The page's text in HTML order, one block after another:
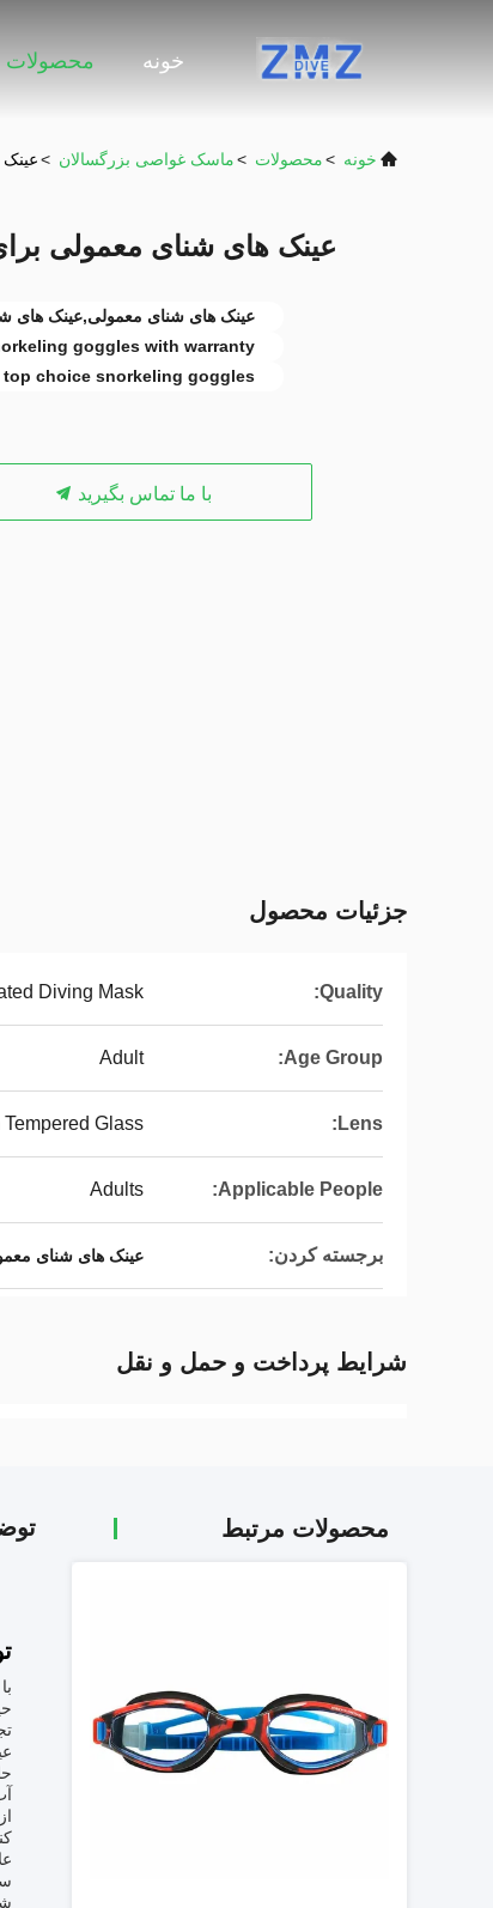
خونه محصولات
خونه >محصولات >ماسک غواصی بزرگسالان >عینک
عینک های شنای معمولی
عینک های شنای معمولی,عینک های
goggles with warranty
top choice snorkeling goggles
با ما تماس بگیرید
جزئیات محصول
Quality:
Diving Mask
Age Group:
Adult
Lens:
Tempered Glass
Applicable People:
Adults
برجسته کردن: عینک های شنای
شرایط پرداخت و حمل و نقل
محصولات مرتبط